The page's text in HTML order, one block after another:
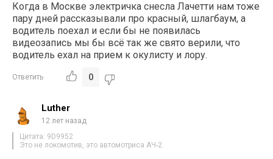
Когда в Москве электричка снесла Лачетти нам тоже
пару дней рассказывали про красный, шлагбаум, а
водитель поехал и если бы не появилась
видеозапись мы бы всё так же свято верили, что
водитель ехал на прием к окулисту и лору.
Ответить 0
Luther
12 лет назад
Цитата: 9D9952
Это не локомотив, это автомотриса АЧ-2.